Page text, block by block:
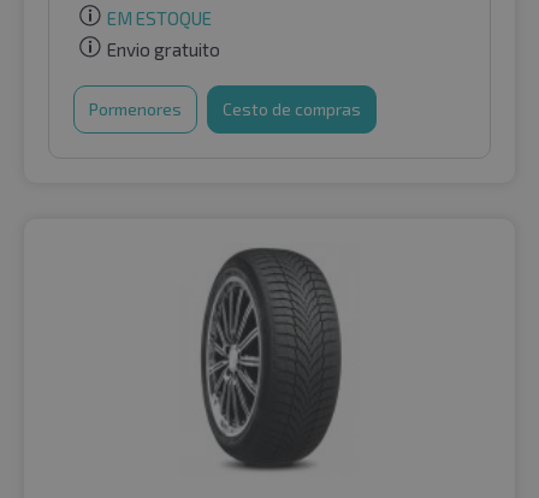
EM ESTOQUE
Envio gratuito
Pormenores Cesto de compras